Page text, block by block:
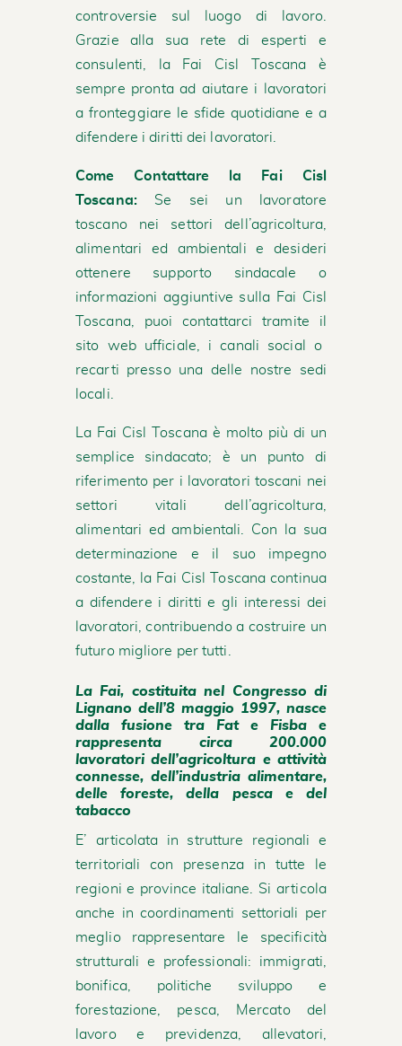
controversie sul luogo di lavoro.
Grazie alla sua rete di esperti e
consulenti, la Fai Cisl Toscana è
sempre pronta ad aiutare i lavoratori
a fronteggiare le sfide quotidiane e a
difendere i diritti dei lavoratori.
Come Contattare la Fai Cisl
Toscana: Se sei un lavoratore
toscano nei settori dell’agricoltura,
alimentari ed ambientali e desideri
ottenere supporto sindacale o
informazioni aggiuntive sulla Fai Cisl
Toscana, puoi contattarci tramite il
sito web ufficiale , i canali social o
recarti presso una delle nostre sedi
locali.
La Fai Cisl Toscana è molto più di un
semplice sindacato; è un punto di
riferimento per i lavoratori toscani nei
settori vitali dell’agricoltura,
alimentari ed ambientali. Con la sua
determinazione e il suo impegno
costante, la Fai Cisl Toscana continua
a difendere i diritti e gli interessi dei
lavoratori, contribuendo a costruire un
futuro migliore per tutti.
La Fai, costituita nel Congresso di
Lignano dell’8 maggio 1997, nasce
dalla fusione tra Fat e Fisba e
rappresenta circa 200.000
lavoratori dell’agricoltura e attività
connesse, dell’industria alimentare,
delle foreste, della pesca e del
tabacco
E’ articolata in strutture regionali e
territoriali con presenza in tutte le
regioni e province italiane. Si articola
anche in coordinamenti settoriali per
meglio rappresentare le specificità
strutturali e professionali: immigrati,
bonifica, politiche sviluppo e
forestazione, pesca, Mercato del
lavoro e previdenza, allevatori,